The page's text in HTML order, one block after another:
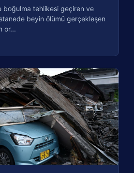
boğulma tehlikesi geçiren ve
beyin ölümü gerçekleşen
or...